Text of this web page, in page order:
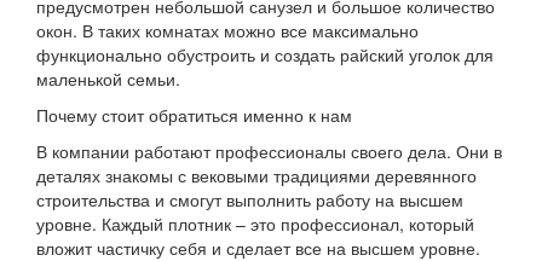
предусмотрен небольшой санузел и большое количество
окон. В таких комнатах можно все максимально
функционально обустроить и создать райский уголок для
маленькой семьи.
Почему стоит обратиться именно к нам
В компании работают профессионалы своего дела. Они в
деталях знакомы с вековыми традициями деревянного
строительства и смогут выполнить работу на высшем
уровне. Каждый плотник – это профессионал, который
вложит частичку себя и сделает все на высшем уровне.